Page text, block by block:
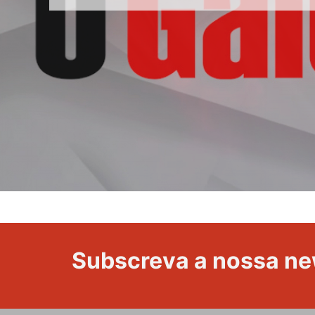
Portugal
Subscreva a nossa